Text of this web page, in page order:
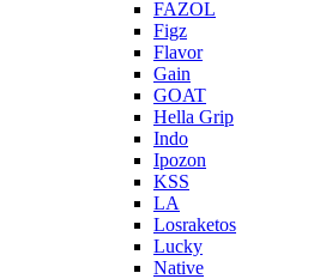
FAZOL
Figz
Flavor
Gain
GOAT
Hella Grip
Indo
Ipozon
KSS
LA
Losraketos
Lucky
Native